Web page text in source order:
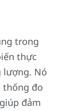
trong
thực
lượng. Nó
thống đo
đảm